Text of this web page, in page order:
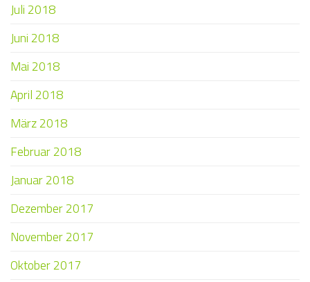
Juli 2018
Juni 2018
Mai 2018
April 2018
März 2018
Februar 2018
Januar 2018
Dezember 2017
November 2017
Oktober 2017